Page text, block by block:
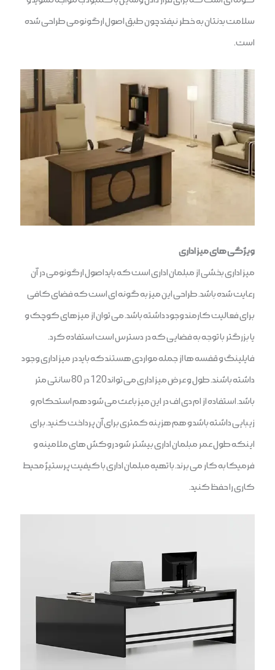
سلامت بدنتان به خطر نیفتد چون طبق اصول ارگونومی طراحی شده
است.
ویژگی های میز اداری
میز اداری بخشی از مبلمان اداری است که باید اصول ارگونومی در آن
رعایت شده باشد. طراحی این میز به گونه ای است که فضای کافی
برای فعالیت کارمند وجود داشته باشد. می توان از میزهای کوچک و
یا بزرگتر با توجه به فضایی که در دسترس است استفاده کرد.
فایلینگ و قفسه ها از جمله مواردی هستند که باید در میز اداری وجود
داشته باشند. طول و عرض میز اداری می تواند 120 در 80 سانتی متر
باشد. استفاده از ام دی اف در این میز باعث می شود هم استحکام و
زیبایی داشته باشد و هم هزینه کمتری برای آن پرداخت کنید. برای
اینکه طول عمر مبلمان اداری بیشتر شود روکش های ملامینه و
فرمیکا به کار می برند. با تهیه مبلمان اداری با کیفیت پرستیژ محیط
کاری را حفظ کنید.